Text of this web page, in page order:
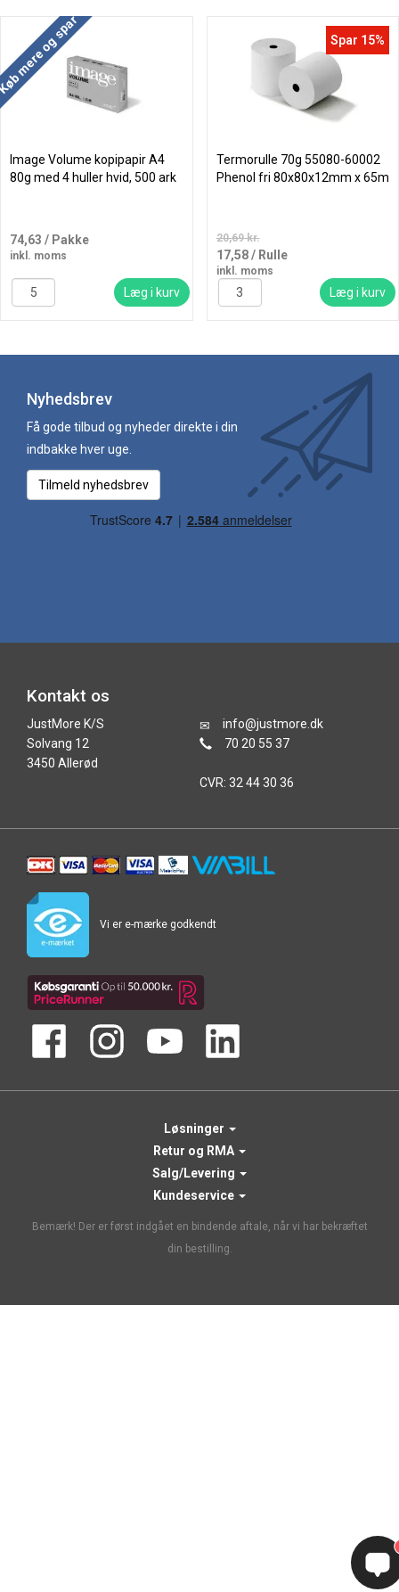
mere og spar
Image Volume kopipapir A4
80g med 4 huller hvid, 500 ark
74,63 / Pakke
inkl. moms
Læg i kurv
Spar 15%
Termorulle 70g 55080-60002
Phenol fri 80x80x12mm x 65m
20,69 kr.
17,58/ Rulle
inkl. moms
Læg i kurv
Nyhedsbrev
Få gode tilbud og nyheder direkte i din
indbakke hver uge.
Tilmeld nyhedsbrev
Kontakt os
JustMore K/S
Solvang 12
3450 Allerød
info@justmore.dk
70 20 55 37
CVR: 32 44 30 36
Vi er e-mærke godkendt
Løsninger
Retur og RMA
Salg/Levering
Kundeservice
Bemærk! Der er først indgået en bindende aftale, når vi har bekræftet
din bestilling.